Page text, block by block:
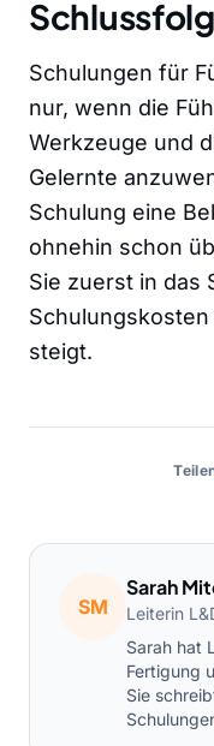
Schulungen für
nur, wenn die
Werkzeuge und
Gelernte
Schulung eine
ohnehin schon
Sie zuerst in das
steigt.
SM
Sarah
Leiterin
Sarah hat
Fertigung
Sie